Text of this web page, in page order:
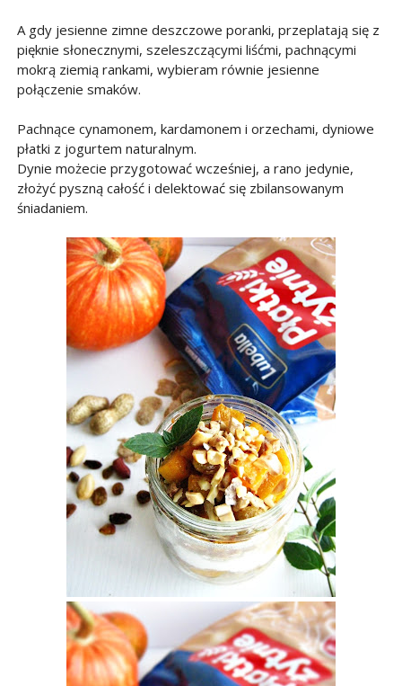
A gdy jesienne zimne deszczowe poranki, przeplatają się z
pięknie słonecznymi, szeleszczącymi liśćmi, pachnącymi
mokrą ziemią rankami, wybieram równie jesienne
połączenie smaków.
Pachnące cynamonem, kardamonem i orzechami, dyniowe
płatki z jogurtem naturalnym.
Dynie możecie przygotować wcześniej, a rano jedynie,
złożyć pyszną całość i delektować się zbilansowanym
śniadaniem.